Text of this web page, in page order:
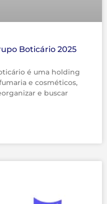
Boticário 2025
é uma holding
e cosméticos,
e buscar